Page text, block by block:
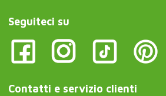
Seguiteci su
Contatti e servizio clienti